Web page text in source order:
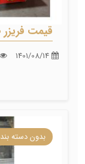
قیمت
بدون دسته